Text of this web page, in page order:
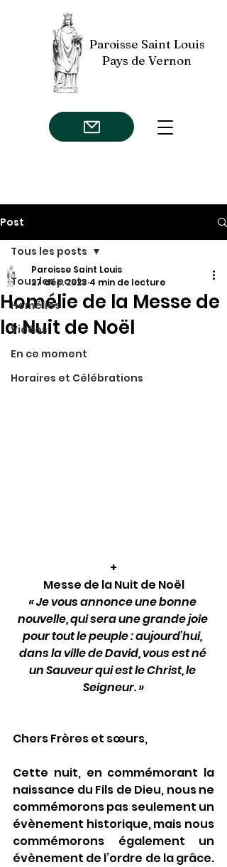
Paroisse Saint Louis
Pays de Vernon
Post
Tous les posts
Homélies
Vidéos
En ce moment
Horaires et Célébrations
Tous les posts
Homélie de la Messe de
la Nuit de Noël
Paroisse Saint Louis
27 déc. 2023 4 min de lecture
+
Messe de la Nuit de Noël
« Je vous annonce une bonne
nouvelle, qui sera une grande joie
pour tout le peuple : aujourd’hui,
dans la ville de David, vous est né
un Sauveur qui est le Christ, le
Seigneur. »
Chers Frères et sœurs,
Cette nuit, en commémorant la
naissance du Fils de Dieu, nous ne
commémorons pas seulement un
évènement historique, mais nous
commémorons également un
évènement de l’ordre de la grâce.